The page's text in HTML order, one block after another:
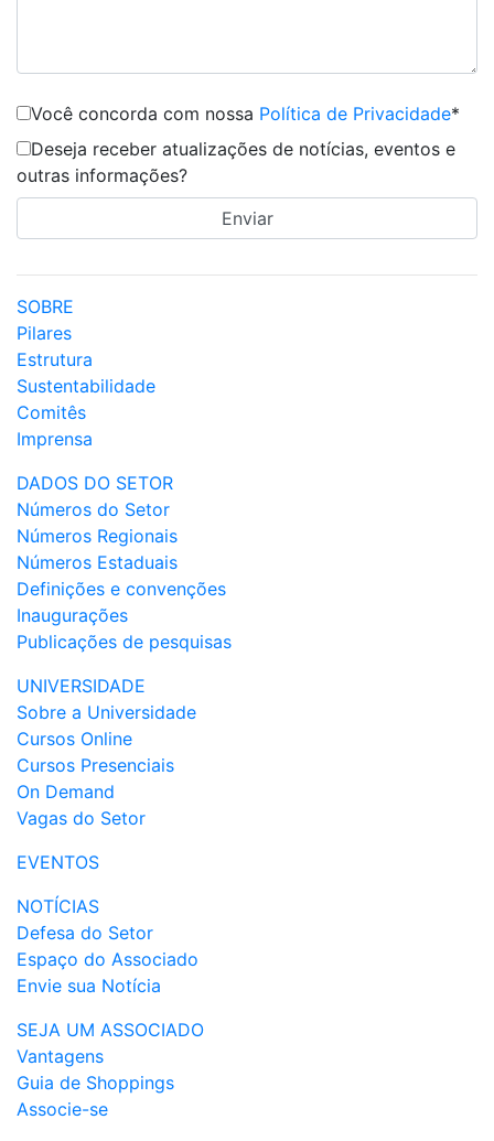
Você concorda com nossa Política de Privacidade*
Deseja receber atualizações de notícias, eventos e
outras informações?
SOBRE
Pilares
Estrutura
Sustentabilidade
Comitês
Imprensa
DADOS DO SETOR
Números do Setor
Números Regionais
Números Estaduais
Definições e convenções
Inaugurações
Publicações de pesquisas
UNIVERSIDADE
Sobre a Universidade
Cursos Online
Cursos Presenciais
On Demand
Vagas do Setor
EVENTOS
NOTÍCIAS
Defesa do Setor
Espaço do Associado
Envie sua Notícia
SEJA UM ASSOCIADO
Vantagens
Guia de Shoppings
Associe-se